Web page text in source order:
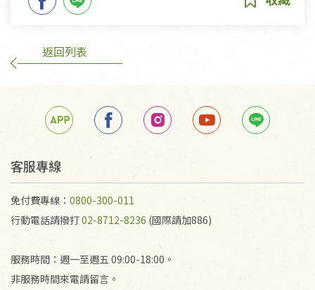
返回列表
客服專線
免付費專線： 0800-300-011
行動電話請撥打02-8712-8236 (國際請加886)
服務時間：週一至週五 09:00-18:00。
非服務時間來電請留言。